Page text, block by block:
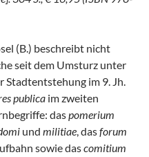
(B.) beschreibt nicht
seit dem Umsturz unter
Stadtentstehung im 9. Jh.
publica im zweiten
daspomerium
und militiae, dasforum
sowie dascomitium